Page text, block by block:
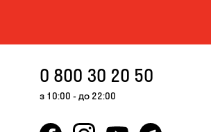
0 800 30 20 50
з 10:00 - до 22:00